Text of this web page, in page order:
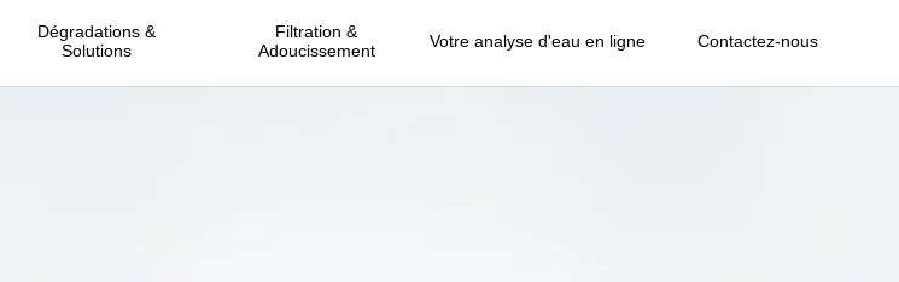
Dégradations &
Solutions
Filtration &
Adoucissement
Votre analyse d'eau en ligne Contactez-nous